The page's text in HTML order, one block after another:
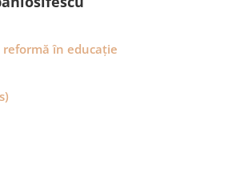
reformă în educație